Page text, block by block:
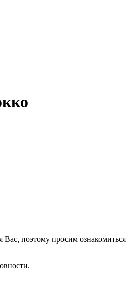
поэтому просим